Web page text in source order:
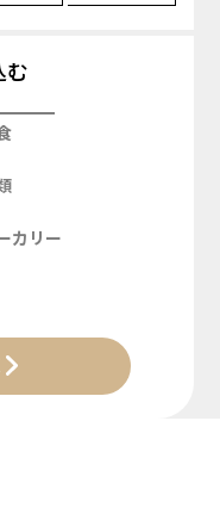
む
カリー